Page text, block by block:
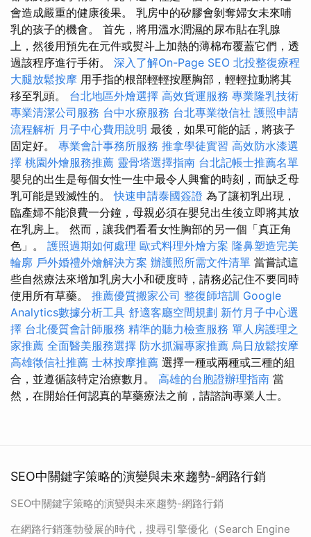
會造成嚴重的健康後果。 乳房中的矽膠會剝奪婦女未來哺
乳的孩子的機會。 首先，將用溫水潤濕的尿布貼在乳腺
上，然後用預先在元件或熨斗上加熱的薄棉布覆蓋它們，透
過該程序進行手術。 深入了解On-Page SEO 北投整復療程
大腿放鬆按摩 用手指的根部輕輕按壓胸部，輕輕拉動將其
移至乳頭。 台北地區外燴選擇 高效貨運服務 專業隆乳技術
專業清潔公司服務 台中水療服務 台北專業徵信社 護照申請
流程解析 月子中心費用說明 最後，如果可能的話，將孩子
固定好。 專業會計事務所服務 推拿學徒實習 高效防水漆選
擇 桃園外燴服務推薦 靈骨塔選擇指南 台北記帳士推薦名單
嬰兒的出生是每個女性一生中最令人興奮的時刻，而缺乏母
乳可能是毀滅性的。快速申請泰國簽證 為了讓初乳出現，
臨產婦不能浪費一分鐘，母親必須在嬰兒出生後立即將其放
在乳房上。 然而，讓我們看看女性胸部的另一個「真正角
色」。 護照過期如何處理 歐式料理外燴方案 隆鼻塑造完美
輪廓 戶外婚禮外燴解決方案 辦護照所需文件清單 當嘗試這
些自然療法來增加乳房大小和硬度時，請務必記住不要同時
使用所有草藥。 推薦優質搬家公司 整復師培訓 Google
Analytics數據分析工具 舒適客廳空間規劃 新竹月子中心選
擇 台北優質會計師服務 精準的聽力檢查服務 單人房護理之
家推薦 全面醫美服務選擇 防水抓漏專家推薦 烏日放鬆按摩
高雄徵信社推薦 士林按摩推薦 選擇一種或兩種或三種的組
合，並遵循該特定治療數月。 高雄的台胞證辦理指南 當
然，在開始任何認真的草藥療法之前，請諮詢專業人士。
SEO中關鍵字策略的演變與未來趨勢-網路行銷
SEO中關鍵字策略的演變與未來趨勢-網路行銷
在網路行銷蓬勃發展的時代，搜尋引擎優化（Search Engine